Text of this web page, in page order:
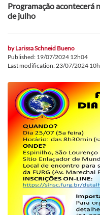
Programação acontecerá
de julho
byLarissa Schneid Bueno
Published: 19/07/2024 12h04
Last modification: 23/07/2024